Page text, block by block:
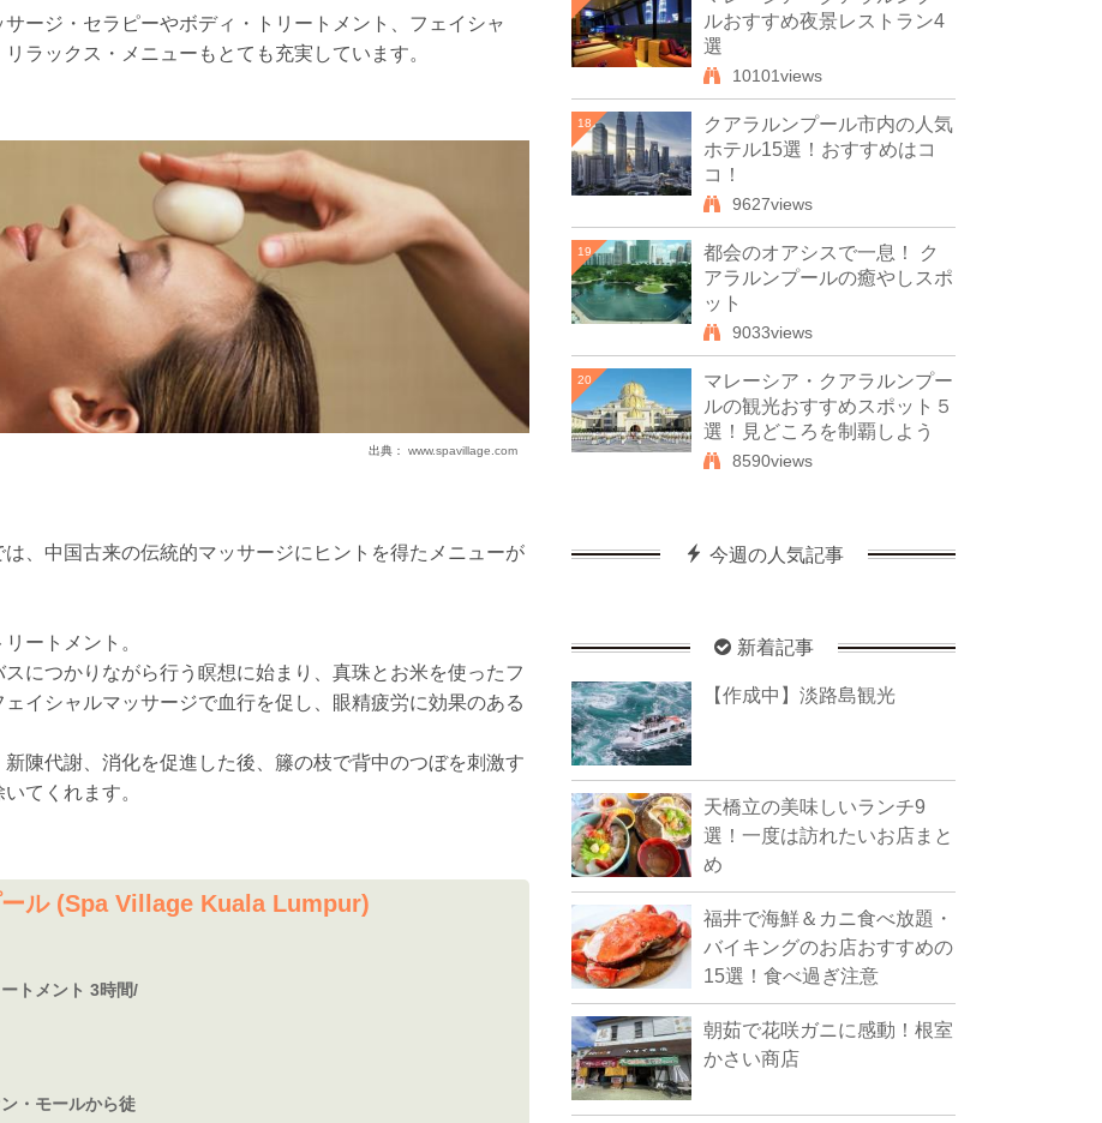
ージ・セラピーやボディ・トリートメント、フェイシャ
ラックス・メニューもとても充実しています。
出典： www.spavillage.com
、中国古来の伝統的マッサージにヒントを得たメニューが
ートメント。
につかりながら行う瞑想に始まり、真珠とお米を使ったフ
イシャルマッサージで血行を促し、眼精疲労に効果のある
陳代謝、消化を促進した後、籐の枝で背中のつぼを刺激す
てくれます。
ル (Spa Village Kuala Lumpur)
トメント 3時間/
・モールから徒
ルおすすめ夜景レストラン4
選
10101views
18
クアラルンプール市内の人気
ホテル15選！おすすめはコ
コ！
9627views
19
都会のオアシスで一息！ ク
アラルンプールの癒やしスポ
ット
9033views
20
マレーシア・クアラルンプー
ルの観光おすすめスポット５
選！見どころを制覇しよう
8590views
今週の人気記事
新着記事
【作成中】淡路島観光
天橋立の美味しいランチ9
選！一度は訪れたいお店まと
め
福井で海鮮＆カニ食べ放題・
バイキングのお店おすすめの
15選！食べ過ぎ注意
朝茹で花咲ガニに感動！根室
かさい商店